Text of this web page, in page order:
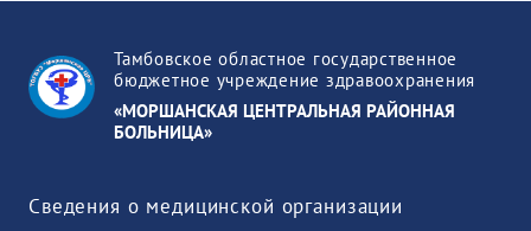
Тамбовское областное государственное
бюджетное учреждение здравоохранения
«МОРШАНСКАЯ ЦЕНТРАЛЬНАЯ РАЙОННАЯ
БОЛЬНИЦА»
Сведения о медицинской организации